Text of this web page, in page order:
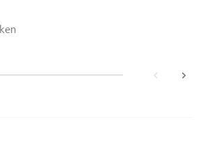
next